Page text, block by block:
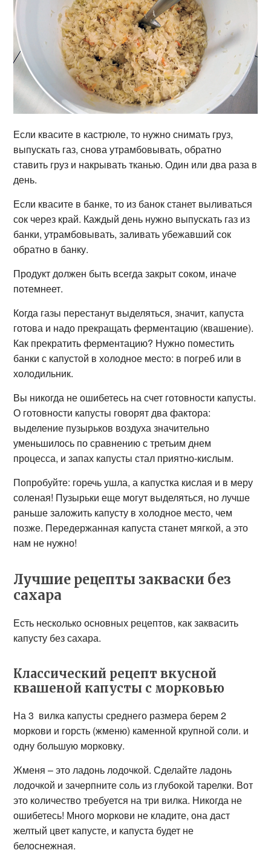
Если квасите в кастрюле, то нужно снимать груз,
выпускать газ, снова утрамбовывать, обратно
ставить груз и накрывать тканью. Один или два раза в
день.
Если квасите в банке, то из банок станет выливаться
сок через край. Каждый день нужно выпускать газ из
банки, утрамбовывать, заливать убежавший сок
обратно в банку.
Продукт должен быть всегда закрыт соком, иначе
потемнеет.
Когда газы перестанут выделяться, значит, капуста
готова и надо прекращать ферментацию (квашение).
Как прекратить ферментацию? Нужно поместить
банки с капустой в холодное место: в погреб или в
холодильник.
Вы никогда не ошибетесь на счет готовности капусты.
О готовности капусты говорят два фактора:
выделение пузырьков воздуха значительно
уменьшилось по сравнению с третьим днем
процесса, и запах капусты стал приятно-кислым.
Попробуйте: горечь ушла, а капустка кислая и в меру
соленая! Пузырьки еще могут выделяться, но лучше
раньше заложить капусту в холодное место, чем
позже. Передержанная капуста станет мягкой, а это
нам не нужно!
Лучшие рецепты закваски без
сахара
Есть несколько основных рецептов, как заквасить
капусту без сахара.
Классический рецепт вкусной
квашеной капусты с морковью
На 3 вилка капусты среднего размера берем 2
моркови и горсть (жменю) каменной крупной соли. и
одну большую морковку.
Жменя – это ладонь лодочкой. Сделайте ладонь
лодочкой и зачерпните соль из глубокой тарелки. Вот
это количество требуется на три вилка. Никогда не
ошибетесь! Много моркови не кладите, она даст
желтый цвет капусте, и капуста будет не
белоснежная.